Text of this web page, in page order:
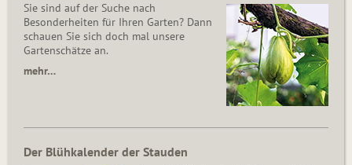
Sie sind auf der Suche nach
Besonderheiten für Ihren Garten? Dann
schauen Sie sich doch mal unsere
Gartenschätze an.
mehr…
Der Blühkalender der Stauden